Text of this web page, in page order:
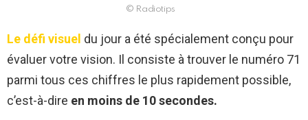
© Radiotips
Le défi visuel du jour a été spécialement conçu pour
évaluer votre vision. Il consiste à trouver le numéro 71
parmi tous ces chiffres le plus rapidement possible,
c’est-à-dire en moins de 10 secondes.